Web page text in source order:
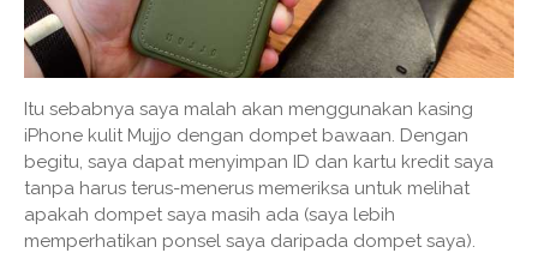
Itu sebabnya saya malah akan menggunakan kasing
iPhone kulit Mujjo dengan dompet bawaan. Dengan
begitu, saya dapat menyimpan ID dan kartu kredit saya
tanpa harus terus-menerus memeriksa untuk melihat
apakah dompet saya masih ada (saya lebih
memperhatikan ponsel saya daripada dompet saya).